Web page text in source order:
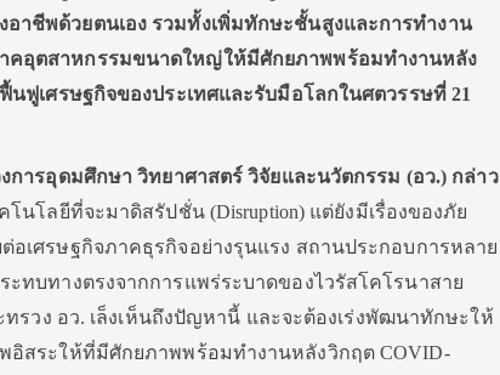
าชีพด้วยตนเอง รวมทั้งเพิ่มทักษะชั้นสูงและการทำงาน
คอุตสาหกรรมขนาดใหญ่ให้มีศักยภาพพร้อมทำงานหลัง
นฟูเศรษฐกิจของประเทศและรับมือโลกในศตวรรษที่ 21
การอุดมศึกษา วิทยาศาสตร์ วิจัยและนวัตกรรม (อว.) กล่าว
นโลยีที่จะมาดิสรัปชั่น (Disruption) แต่ยังมีเรื่องของภัย
เศรษฐกิจภาคธุรกิจอย่างรุนแรง สถานประกอบการหลาย
ทบทางตรงจากการแพร่ระบาดของไวรัสโคโรนาสาย
รวง อว. เล็งเห็นถึงปัญหานี้ และจะต้องเร่งพัฒนาทักษะให้
อิสระให้ที่มีศักยภาพพร้อมทำงานหลังวิกฤต COVID-